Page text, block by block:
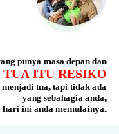
punya masa depan dan
TUA ITU RESIKO
tua, tapi tidak ada
yang sebahagia anda,
hari ini anda memulainya.